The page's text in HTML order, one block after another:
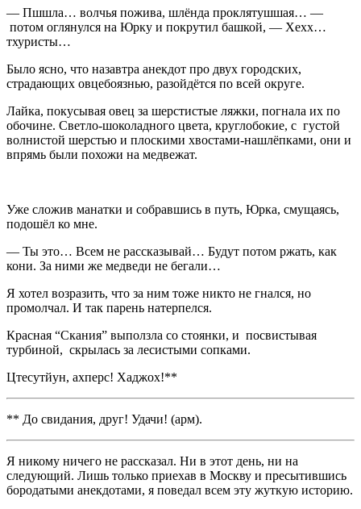
— Пшшла… волчья пожива, шлёнда проклятушшая… —
потом оглянулся на Юрку и покрутил башкой, — Хехх…
тхуристы…
Было ясно, что назавтра анекдот про двух городских,
страдающих овцебоязнью, разойдётся по всей округе.
Лайка, покусывая овец за шерстистые ляжки, погнала их по
обочине. Светло-шоколадного цвета, круглобокие, с густой
волнистой шерстью и плоскими хвостами-нашлёпками, они и
впрямь были похожи на медвежат.
Уже сложив манатки и собравшись в путь, Юрка, смущаясь,
подошёл ко мне.
— Ты это… Всем не рассказывай… Будут потом ржать, как
кони. За ними же медведи не бегали…
Я хотел возразить, что за ним тоже никто не гнался, но
промолчал. И так парень натерпелся.
Красная “Скания” выползла со стоянки, и посвистывая
турбиной, скрылась за лесистыми сопками.
Цтесутйун, ахперс! Хаджох!**
** До свидания, друг! Удачи! (арм).
Я никому ничего не рассказал. Ни в этот день, ни на
следующий. Лишь только приехав в Москву и пресытившись
бородатыми анекдотами, я поведал всем эту жуткую историю.